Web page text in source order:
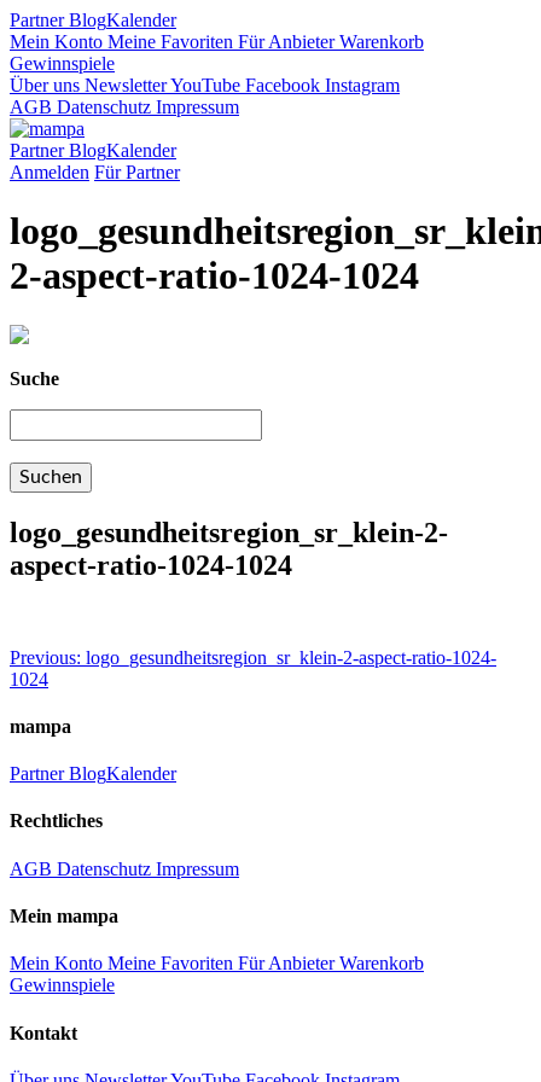
PartnerBlogKalender
Mein Konto Meine Favoriten Für AnbieterWarenkorb
Gewinnspiele
Über uns NewsletterYouTube Facebook Instagram
AGB Datenschutz Impressum
PartnerBlogKalender
Anmelden Für Partner
2-aspect-ratio-1024-1024
Suche
logo_gesundheitsregion_sr_klein-2-
aspect-ratio-1024-1024
Beitragsnavigation
Previous: logo_gesundheitsregion_sr_klein-2-aspect-ratio-1024-
1024
mampa
PartnerBlogKalender
Rechtliches
AGB Datenschutz Impressum
Mein mampa
Mein Konto Meine Favoriten Für AnbieterWarenkorb
Gewinnspiele
Kontakt